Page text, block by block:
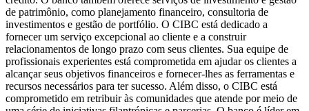
de patrimônio, como planejamento financeiro, consultoria de
investimentos e gestão de portfólio. O CIBC está dedicado a
fornecer um serviço excepcional ao cliente e a construir
relacionamentos de longo prazo com seus clientes. Sua equipe de
profissionais experientes está comprometida em ajudar os clientes a
alcançar seus objetivos financeiros e fornecer-lhes as ferramentas e
recursos necessários para ter sucesso. Além disso, o CIBC está
comprometido em retribuir às comunidades que atende por meio de